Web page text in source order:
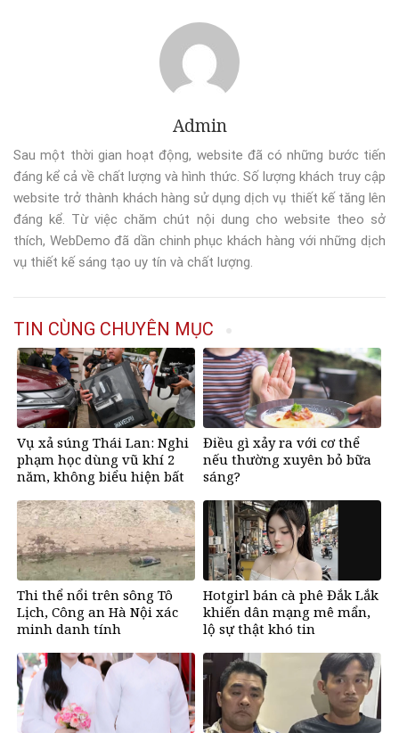
Admin
Sau một thời gian hoạt động, website đã có những bước tiến
đáng kể cả về chất lượng và hình thức. Số lượng khách truy cập
website trở thành khách hàng sử dụng dịch vụ thiết kế tăng lên
đáng kể. Từ việc chăm chút nội dung cho website theo sở
thích, WebDemo đã dần chinh phục khách hàng với những dịch
vụ thiết kế sáng tạo uy tín và chất lượng.
TIN CÙNG CHUYÊN MỤC
Vụ xả súng Thái Lan: Nghi
phạm học dùng vũ khí 2
năm, không biểu hiện bất
Điều gì xảy ra với cơ thể
nếu thường xuyên bỏ bữa
sáng?
Thi thể nổi trên sông Tô
Lịch, Công an Hà Nội xác
minh danh tính
Hotgirl bán cà phê Đắk Lắk
khiến dân mạng mê mẩn,
lộ sự thật khó tin